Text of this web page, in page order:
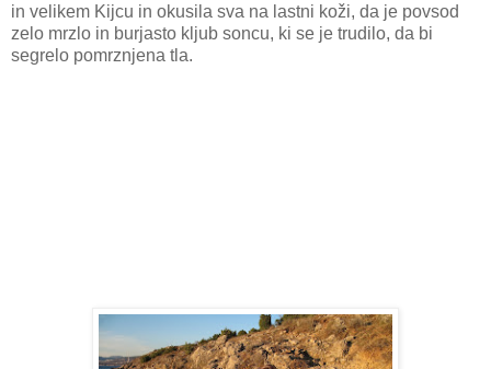
in velikem Kijcu in okusila sva na lastni koži, da je povsod
zelo mrzlo in burjasto kljub soncu, ki se je trudilo, da bi
segrelo pomrznjena tla.